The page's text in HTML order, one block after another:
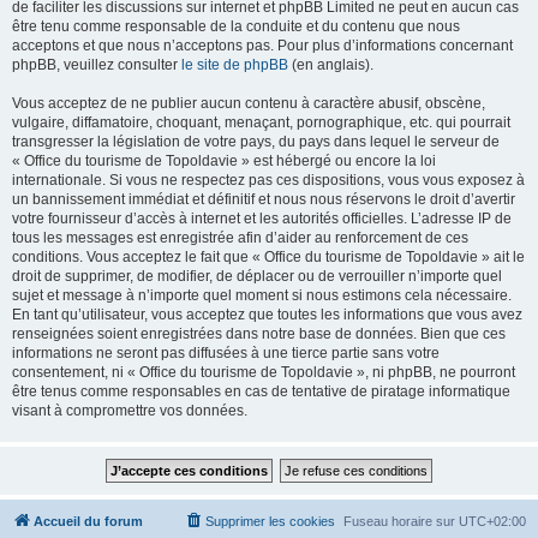
de faciliter les discussions sur internet et phpBB Limited ne peut en aucun cas
être tenu comme responsable de la conduite et du contenu que nous
acceptons et que nous n’acceptons pas. Pour plus d’informations concernant
phpBB, veuillez consulter le site de phpBB (en anglais).
Vous acceptez de ne publier aucun contenu à caractère abusif, obscène,
vulgaire, diffamatoire, choquant, menaçant, pornographique, etc. qui pourrait
transgresser la législation de votre pays, du pays dans lequel le serveur de
« Office du tourisme de Topoldavie » est hébergé ou encore la loi
internationale. Si vous ne respectez pas ces dispositions, vous vous exposez à
un bannissement immédiat et définitif et nous nous réservons le droit d’avertir
votre fournisseur d’accès à internet et les autorités officielles. L’adresse IP de
tous les messages est enregistrée afin d’aider au renforcement de ces
conditions. Vous acceptez le fait que « Office du tourisme de Topoldavie » ait le
droit de supprimer, de modifier, de déplacer ou de verrouiller n’importe quel
sujet et message à n’importe quel moment si nous estimons cela nécessaire.
En tant qu’utilisateur, vous acceptez que toutes les informations que vous avez
renseignées soient enregistrées dans notre base de données. Bien que ces
informations ne seront pas diffusées à une tierce partie sans votre
consentement, ni « Office du tourisme de Topoldavie », ni phpBB, ne pourront
être tenus comme responsables en cas de tentative de piratage informatique
visant à compromettre vos données.
Accueil du forum Fuseau horaire sur UTC+02:00
Supprimer les cookies